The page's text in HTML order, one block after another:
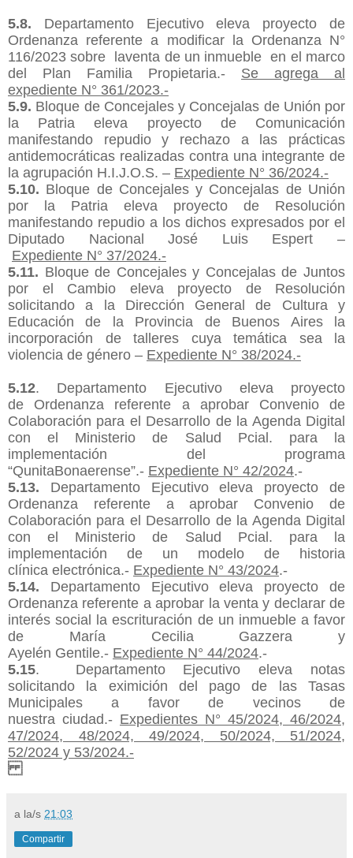
5.8. Departamento Ejecutivo eleva proyecto de
Ordenanza referente a modificar la Ordenanza N°
116/2023sobre laventa de un inmueble en el marco
del Plan Familia Propietaria.- Se agrega al
expediente N° 361/2023.-
5.9. Bloque de Concejales y Concejalas de Unión por
la Patria eleva proyecto de Comunicación
manifestando repudio y rechazo a las prácticas
antidemocráticas realizadas contra una integrante de
la agrupación H.I.J.O.S. – Expediente N° 36/2024.-
5.10. Bloque de Concejales y Concejalas de Unión
por la Patria eleva proyecto de Resolución
manifestando repudio a los dichos expresados por el
Diputado Nacional José Luis Espert –
Expediente N° 37/2024.-
5.11. Bloque de Concejales y Concejalas de Juntos
por el Cambio eleva proyecto de Resolución
solicitando a la Dirección General de Cultura y
Educación de la Provincia de Buenos Aires la
incorporación de talleres cuya temática sea la
violencia de género – Expediente N° 38/2024.-
5.12. Departamento Ejecutivo eleva proyecto
de Ordenanza referente a aprobar Convenio de
Colaboración para el Desarrollo de la Agenda Digital
con el Ministerio de Salud Pcial. para la
implementación del programa
“QunitaBonaerense”.- Expediente N° 42/2024.-
5.13. Departamento Ejecutivo eleva proyecto de
Ordenanza referente a aprobar Convenio de
Colaboración para el Desarrollo de la Agenda Digital
con el Ministerio de Salud Pcial. para la
implementación de un modelo de historia
clínica electrónica.- Expediente N° 43/2024.-
5.14. Departamento Ejecutivo eleva proyecto de
Ordenanza referente a aprobar la venta y declarar de
interés social la escrituración de un inmueble a favor
de María Cecilia Gazzera y
Ayelén Gentile.- Expediente N° 44/2024.-
5.15. Departamento Ejecutivo eleva notas
solicitando la eximición del pago de las Tasas
Municipales a favor de vecinos de
nuestra ciudad.- Expedientes N° 45/2024, 46/2024,
47/2024, 48/2024, 49/2024, 50/2024, 51/2024,
52/2024 y 53/2024.-
a la/s 21:03
Compartir